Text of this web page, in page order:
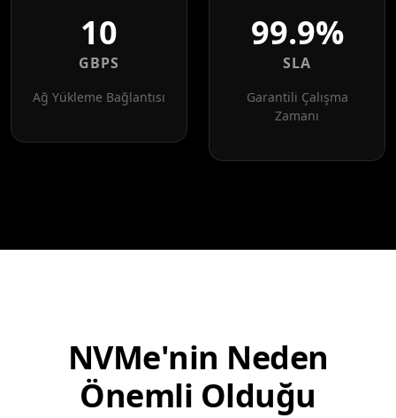
10
GBPS
Ağ Yükleme Bağlantısı
99.9%
SLA
Garantili Çalışma
Zamanı
NVMe'nin Neden
Önemli Olduğu